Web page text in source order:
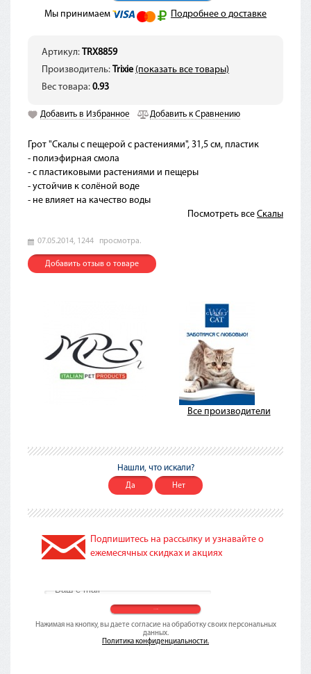
Мы принимаем Подробнее о доставке
Артикул: TRX8859
Производитель: Trixie (показать все товары)
Вес товара: 0.93
Добавить в Избранное Добавить к Сравнению
Грот "Скалы с пещерой с растениями", 31,5 см, пластик
- полиэфирная смола
- с пластиковыми растениями и пещеры
- устойчив к солёной воде
- не влияет на качество воды
Посмотреть все Скалы
07.05.2014, 1244 просмотра.
Добавить отзыв о товаре
Все производители
Нашли, что искали?
Да Нет
Подпишитесь на рассылку и узнавайте о
ежемесячных скидках и акциях
Нажимая на кнопку, вы даете согласие на обработку своих персональных
данных.
Политика конфиденциальности.